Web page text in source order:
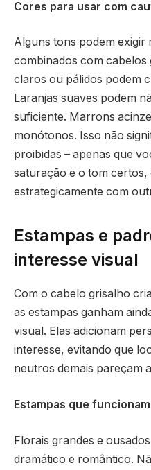
Cores para usar com
Alguns tons podem exigir
combinados com
claros ou pálidos podem
Laranjas suaves podem
suficiente. Marrons
monótonos. Isso não
proibidas – apenas que
saturação e o tom
estrategicamente com
Estampas e
interesse visual
Com o cabelo grisalho
as estampas ganham
visual. Elas adicionam
interesse, evitando que
neutros demais pareçam
Estampas que
Florais grandes e
dramático e romântico.